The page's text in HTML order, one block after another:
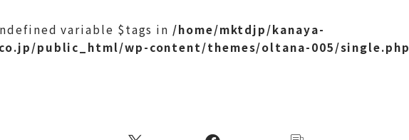
variable $tags in /home/mktdjp/kanaya-
public_html/wp-content/themes/oltana-005/single.php